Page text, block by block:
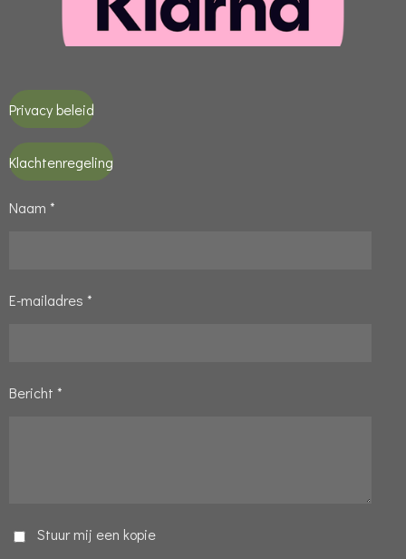
Privacy beleid
Klachtenregeling
Naam *
E-mailadres *
Bericht *
Stuur mij een kopie